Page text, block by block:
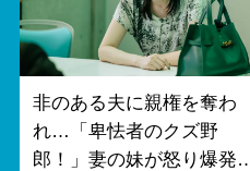
非のある夫に親権を奪わ
れ…「卑怯者のクズ野
郎！」妻の妹が怒り爆発